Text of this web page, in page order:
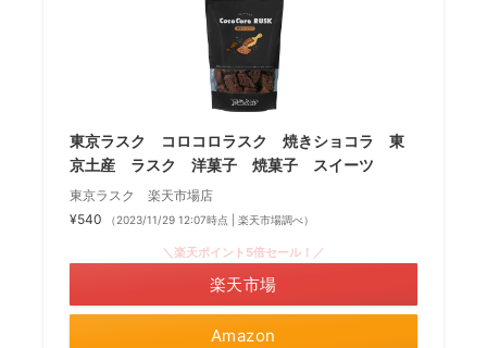
東京ラスク コロコロラスク 焼きショコラ 東
京土産 ラスク 洋菓子 焼菓子 スイーツ
東京ラスク 楽天市場店
¥540
（2023/11/29 12:07時点 | 楽天市場調べ）
Amazon
＼楽天ポイント5倍セール！／
楽天市場